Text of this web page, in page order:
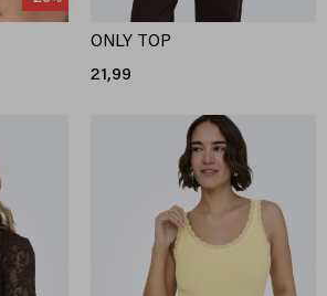
ONLY TOP
21,99